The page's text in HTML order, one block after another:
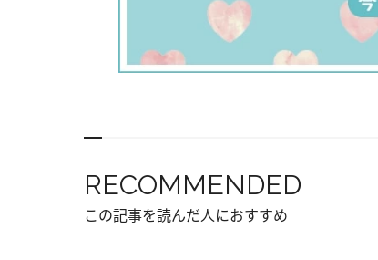
RECOMMENDED
この記事を読んだ人におすすめ